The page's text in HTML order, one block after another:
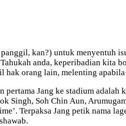
kan?) untuk menyentuh
anda, keperibadian kita
hak orang lain, melenting
Jang ke stadium adalah
Singh, Soh Chin Aun,
Terpaksa Jang petik nama